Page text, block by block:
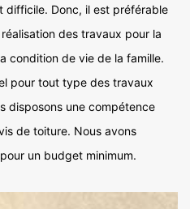
difficile. Donc, il est préférable
des travaux pour la
condition de vie de la famille.
pour tout type des travaux
disposons une compétence
de toiture. Nous avons
un budget minimum.